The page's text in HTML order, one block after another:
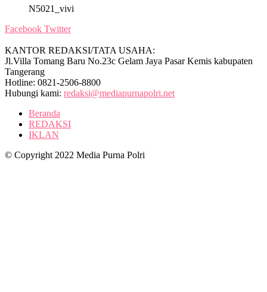
N5021_vivi
Facebook Twitter
KANTOR REDAKSI/TATA USAHA:
Jl.Villa Tomang Baru No.23c Gelam Jaya Pasar Kemis kabupaten
Tangerang
Hotline: 0821-2506-8800
Hubungi kami: redaksi@mediapurnapolri.net
Beranda
REDAKSI
IKLAN
© Copyright 2022 Media Purna Polri